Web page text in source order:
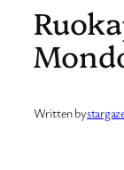
Written by